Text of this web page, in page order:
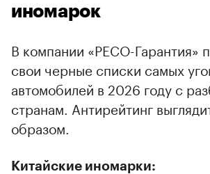
иномарок
В компании «РЕСО-Гарантия»
свои черные списки самых
автомобилей в 2026 году с
странам. Антирейтинг
образом.
Китайские иномарки: